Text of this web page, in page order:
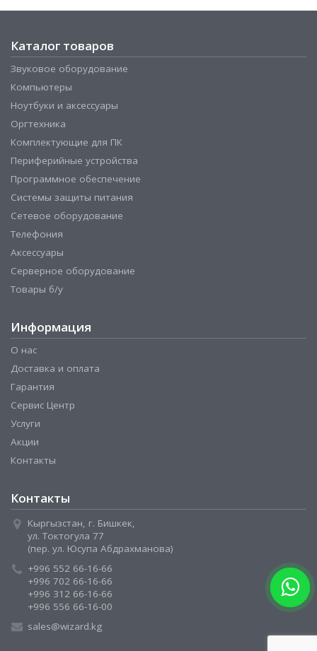
Каталог товаров
Звуковое оборудование
Компьютеры
Ноутбуки и аксессуары
Оргтехника
Комплектующие для ПК
Периферийные устройства
Программное обеспечение
Системы защиты питания
Сетевое оборудование
Телефония
Аксессуары
Серверное оборудование
Товары б/у
Информация
О нас
Доставка и оплата
Гарантия
Сервис Центр
Услуги
Акции
Контакты
Контакты
Кыргызстан, г. Бишкек,
ул. Токтогула 77
(пер. ул. Юсупа Абдрахманова)
+996 552 66-16-66
+996 702 66-16-66
+996 312 66-16-66
+996 556 66-16-00
sales@wizard.kg